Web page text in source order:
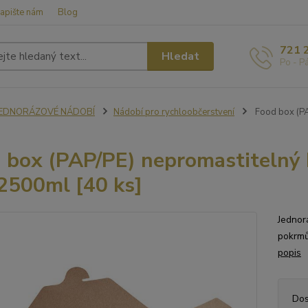
nám Blog
Hledat 721
Po -
NÁDOBÍ Nádobí pro rychloobčerstvení Food box
box (PAP/PE)
[40 ks]
popis